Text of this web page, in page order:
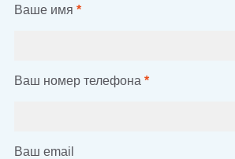
Ваше имя *
Ваш номер телефона *
Ваш email